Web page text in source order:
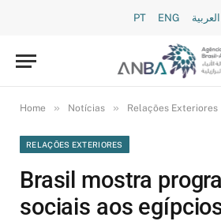
PT ENG العربية
Home » Notícias » Relações Exteriores
RELAÇÕES EXTERIORES
Brasil mostra
sociais aos